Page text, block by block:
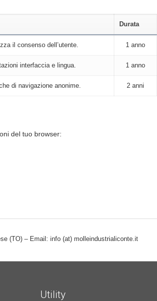
Durata
il consenso dell’utente. 1 anno
interfaccia e lingua. 1 anno
di navigazione anonime. 2 anni
del tuo browser:
(TO) – Email: info (at) molleindustrialiconte.it
Utility